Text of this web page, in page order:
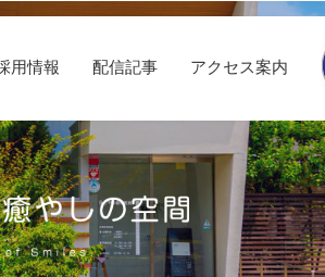
用情報 配信記事 アクセス案内